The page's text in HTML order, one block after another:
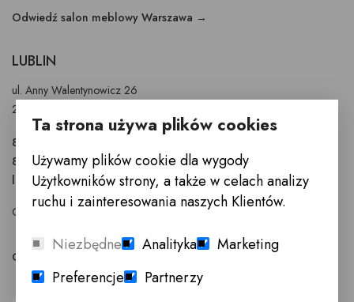
Odwiedź salon meblowy Warszawa →
LUBLIN
ul. Anny Walentynowicz 26
20-328 Lublin
81 745 9630
81 745 9631
lublin@innemeble.pl
GODZINY OTWARCIA : Poniedziałek - Sobota 10.00 - 18.00
Odwiedź salon meblowy Lublin →
Ta strona używa plików cookies
Używamy plików cookie dla wygody
Użytkowników strony, a także w celach analizy
ruchu i zainteresowania naszych Klientów.
Niezbędne Analityka
Marketing
Preferencje
Partnerzy